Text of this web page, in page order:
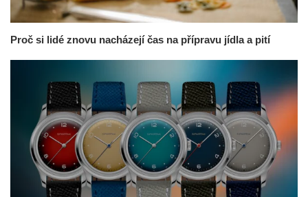
Proč si lidé znovu nacházejí čas na přípravu jídla a pití